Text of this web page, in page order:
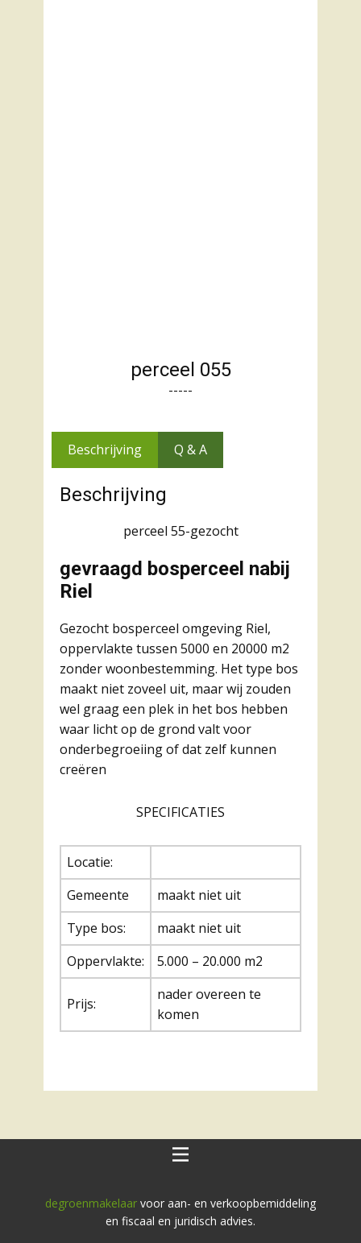
perceel 055
-----
Beschrijving Q & A
Beschrijving
perceel 55-gezocht
gevraagd bosperceel nabij
Riel
Gezocht bosperceel omgeving Riel,
oppervlakte tussen 5000 en 20000 m2
zonder woonbestemming. Het type bos
maakt niet zoveel uit, maar wij zouden
wel graag een plek in het bos hebben
waar licht op de grond valt voor
onderbegroeiing of dat zelf kunnen
creëren
SPECIFICATIES
Locatie:
Gemeente
maakt niet uit
Type bos:
maakt niet uit
Oppervlakte:
5.000 – 20.000 m2
Prijs:
nader overeen te
komen
degroenmakelaar voor aan- en verkoopbemiddeling
en fiscaal en juridisch advies.